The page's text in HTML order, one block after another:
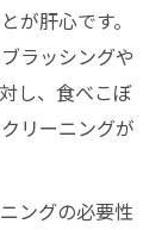
が肝心です。
ラッシングや
し、食べこぼ
リーニングが
ングの必要性